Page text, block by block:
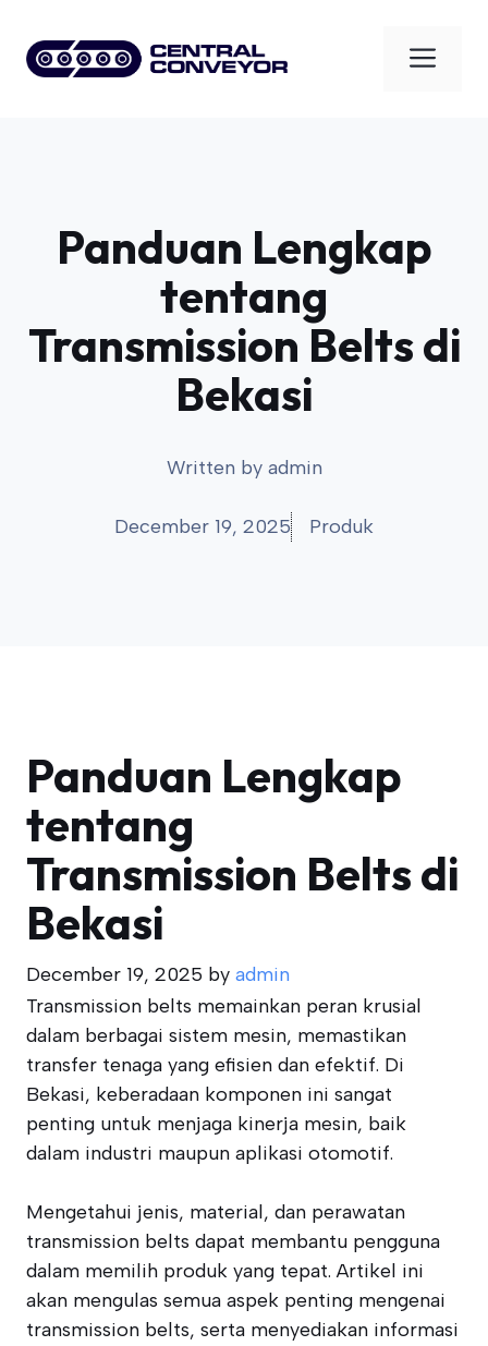
content
Panduan Lengkap
tentang
Transmission Belts di
Bekasi
Written by admin
December 19, 2025 Produk
Panduan Lengkap
tentang
Transmission Belts di
Bekasi
December 19, 2025 by admin
Transmission belts memainkan peran krusial
dalam berbagai sistem mesin, memastikan
transfer tenaga yang efisien dan efektif. Di
Bekasi, keberadaan komponen ini sangat
penting untuk menjaga kinerja mesin, baik
dalam industri maupun aplikasi otomotif.
Mengetahui jenis, material, dan perawatan
transmission belts dapat membantu pengguna
dalam memilih produk yang tepat. Artikel ini
akan mengulas semua aspek penting mengenai
transmission belts, serta menyediakan informasi